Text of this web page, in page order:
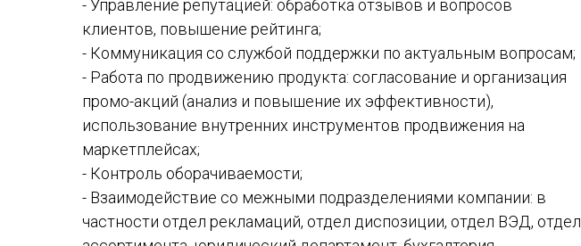
- Управление репутацией: обработка отзывов и вопросов
клиентов, повышение рейтинга;
- Коммуникация со службой поддержки по актуальным вопросам;
- Работа по продвижению продукта: согласование и организация
промо-акций (анализ и повышение их эффективности),
использование внутренних инструментов продвижения на
маркетплейсах;
- Контроль оборачиваемости;
- Взаимодействие со межными подразделениями компании: в
частности отдел рекламаций, отдел диспозиции, отдел ВЭД, отдел